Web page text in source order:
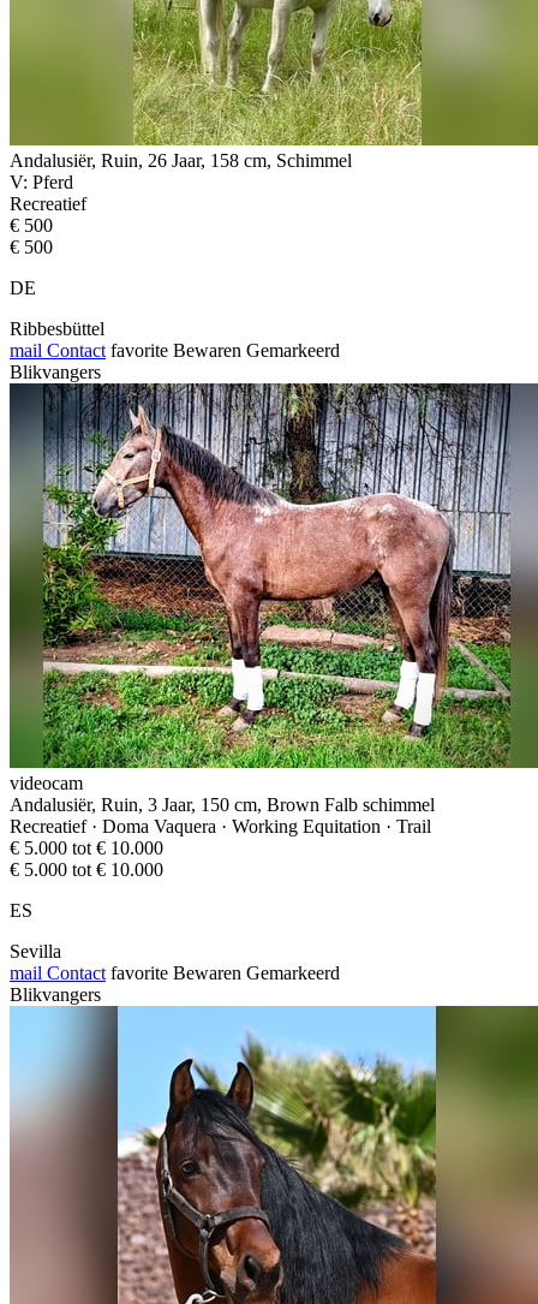
Andalusiër, Ruin, 26 Jaar, 158 cm, Schimmel
V: Pferd
Recreatief
€ 500
€ 500
DE
Ribbesbüttel
mail Contact favorite Bewaren Gemarkeerd
Blikvangers
videocam
Andalusiër, Ruin, 3 Jaar, 150 cm, Brown Falb schimmel
Recreatief · Doma Vaquera · Working Equitation · Trail
€ 5.000 tot € 10.000
€ 5.000 tot € 10.000
ES
Sevilla
mail Contact favorite Bewaren Gemarkeerd
Blikvangers